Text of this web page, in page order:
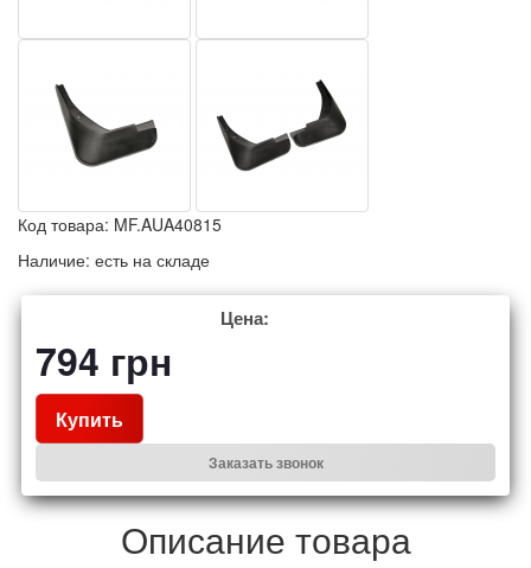
Код товара: MF.AUA40815
Наличие: есть на складе
Цена:
794 грн
Купить
Заказать звонок
Описание товара